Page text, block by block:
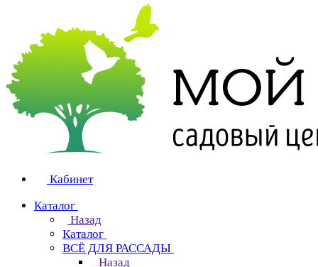
Кабинет
Каталог
Назад
Каталог
ВСЁ ДЛЯ РАССАДЫ
Назад